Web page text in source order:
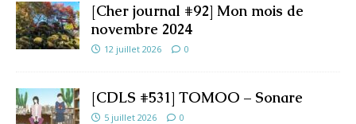
[Cher journal #92] Mon mois de
novembre 2024
12 juillet 2026 0
[CDLS #531] TOMOO – Sonare
5 juillet 2026 0